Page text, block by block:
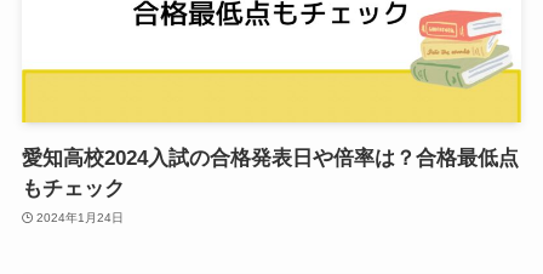
愛知高校2024入試の合格発表日や倍率は？合格最低点
もチェック
2024年1月24日